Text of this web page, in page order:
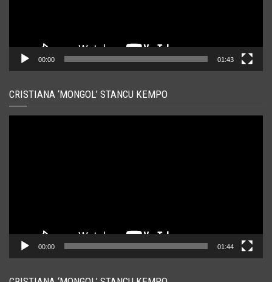
00:00 01:43
CRISTIANA ‘MONGOL’ STANCU KEMPO
00:00 01:44